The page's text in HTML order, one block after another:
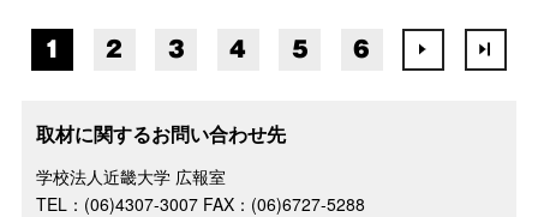
1 2 3 4 5 6
取材に関するお問い合わせ先
学校法人近畿大学 広報室
TEL：(06)4307-3007 FAX：(06)6727-5288